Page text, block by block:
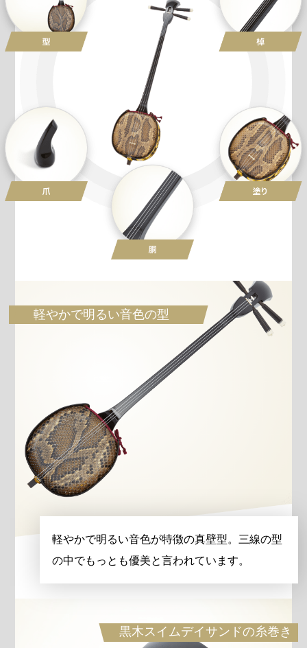
軽やかで明るい音色の型
軽やかで明るい音色が特徴の真壁型。三線の型
の中でもっとも優美と言われています。
黒木スイムデイサンドの糸巻き